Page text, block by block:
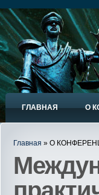
ГЛАВНАЯ О
Главная » О